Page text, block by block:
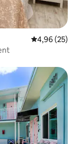
Gemiddelde
4,96 (25)